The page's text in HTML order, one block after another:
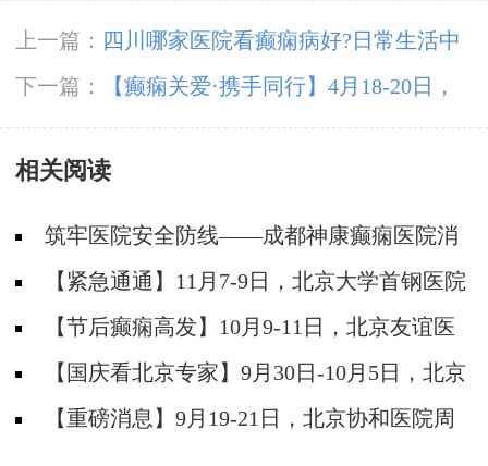
上一篇：
四川哪家医院看癫痫病好?日常生活中
什么会导致患上癫痫病?
下一篇：
【癫痫关爱·携手同行】4月18-20日，
北京知名专家联合多学科会诊，开启康复新篇章
相关阅读
筑牢医院安全防线——成都神康癫痫医院消
防安全培训纪实
【紧急通通】11月7-9日，北京大学首钢医院
神经内科胡颖教授亲临成都会诊，破解癫痫疑难
【节后癫痫高发】10月9-11日，北京友谊医
院陈葵博士免费会诊+治疗援助，破解癫痫难
题！
【国庆看北京专家】9月30日-10月5日，北京
天坛&首钢医院两大专家蓉城亲诊+癫痫大额救
【重磅消息】9月19-21日，北京协和医院周